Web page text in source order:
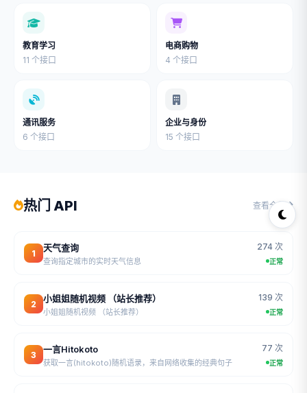
教育学习
11 个接口
电商购物
4 个接口
通讯服务
6 个接口
企业与身份
15 个接口
热门 API 查看全部
1
天气查询
查询指定城市的实时天气信息
274 次
正常
2
小姐姐随机视频 （站长推荐）
小姐姐随机视频 （站长推荐）
139 次
正常
3
一言Hitokoto
获取一言(hitokoto)随机语录，来自网络收集的经典句子
77 次
正常